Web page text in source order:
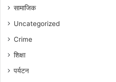
सामाजिक
Uncategorized
Crime
शिक्षा
पर्यटन